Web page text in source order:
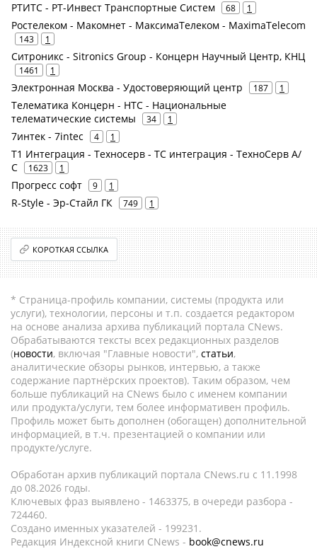
РТИТС - РТ-Инвест Транспортные Систем 68 1
Ростелеком - Макомнет - МаксимаТелеком - MaximaTelecom
143 1
Ситроникс - Sitronics Group - Концерн Научный Центр, КНЦ
1461 1
Электронная Москва - Удостоверяющий центр 187 1
Телематика Концерн - НТС - Национальные
телематические системы
34 1
7интек - 7intec 4 1
Т1 Интеграция - Техносерв - ТС интеграция - ТехноСерв А/
С
1623 1
Прогресс софт 9 1
R-Style - Эр-Стайл ГК 749 1
КОРОТКАЯ ССЫЛКА
* Страница-профиль компании, системы (продукта или
услуги), технологии, персоны и т.п. создается редактором
на основе анализа архива публикаций портала CNews.
Обрабатываются тексты всех редакционных разделов
(новости, включая "Главные новости", статьи,
аналитические обзоры рынков, интервью, а также
содержание партнёрских проектов). Таким образом, чем
больше публикаций на CNews было с именем компании
или продукта/услуги, тем более информативен профиль.
Профиль может быть дополнен (обогащен) дополнительной
информацией, в т.ч. презентацией о компании или
продукте/услуге.
Обработан архив публикаций портала CNews.ru c 11.1998
до 08.2026 годы.
Ключевых фраз выявлено - 1463375, в очереди разбора -
724460.
Создано именных указателей - 199231.
Редакция Индексной книги CNews - book@cnews.ru